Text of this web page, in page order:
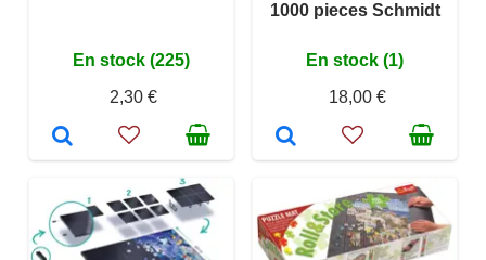
En stock (225)
2,30 €
1000 pieces Schmidt
En stock (1)
18,00 €